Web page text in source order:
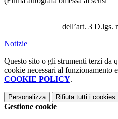
dell’art. 3 D.lgs. n.
Notizie
Questo sito o gli strumenti terzi da
cookie necessari al funzionamento
COOKIE POLICY.
Personalizza Rifiuta tutti i cookies
Gestione cookie